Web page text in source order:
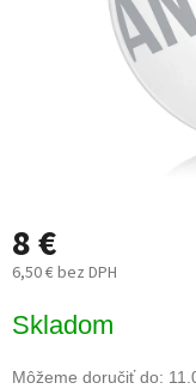
8 €
6,50 € bez DPH
cena:
Skladom
Môžeme doručiť do: